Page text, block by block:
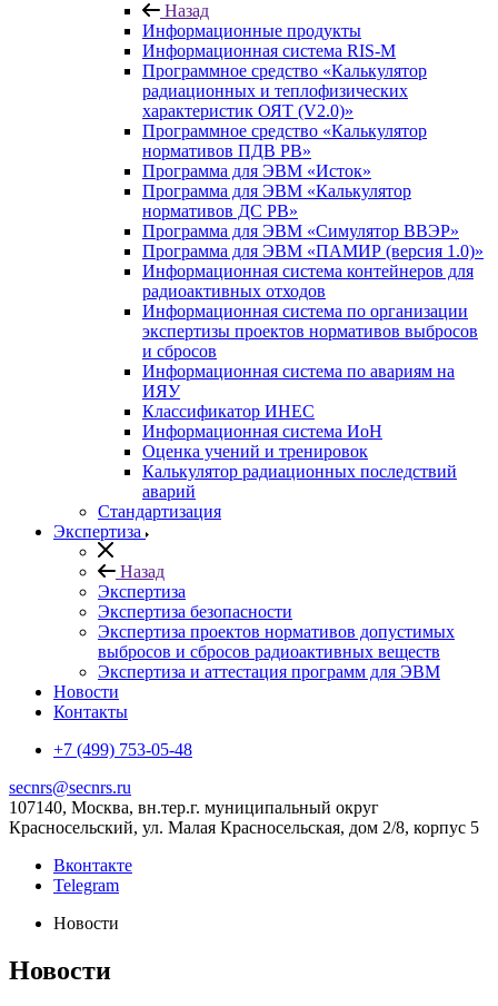
Назад
Информационные продукты
Информационная система RIS-M
Программное средство «Калькулятор
радиационных и теплофизических
характеристик ОЯТ (V2.0)»
Программное средство «Калькулятор
нормативов ПДВ РВ»
Программа для ЭВМ «Исток»
Программа для ЭВМ «Калькулятор
нормативов ДС РВ»
Программа для ЭВМ «Симулятор ВВЭР»
Программа для ЭВМ «ПАМИР (версия 1.0)»
Информационная система контейнеров для
радиоактивных отходов
Информационная система по организации
экспертизы проектов нормативов выбросов
и сбросов
Информационная система по авариям на
ИЯУ
Классификатор ИНЕС
Информационная система ИоН
Оценка учений и тренировок
Калькулятор радиационных последствий
аварий
Стандартизация
Экспертиза
Назад
Экспертиза
Экспертиза безопасности
Экспертиза проектов нормативов допустимых
выбросов и сбросов радиоактивных веществ
Экспертиза и аттестация программ для ЭВМ
Новости
Контакты
+7 (499) 753-05-48
secnrs@secnrs.ru
107140, Москва, вн.тер.г. муниципальный округ
Красносельский, ул. Малая Красносельская, дом 2/8, корпус 5
Вконтакте
Telegram
Новости
Новости